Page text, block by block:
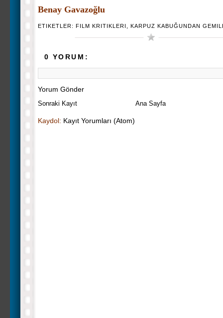
Benay Gavazoğlu
ETIKETLER: FILM KRITIKLERI KARPUZ KABUĞUNDAN
0 YORUM:
Yorum Gönder
Sonraki Kayıt Ana Sayfa
Kaydol: Kayıt Yorumları (Atom)